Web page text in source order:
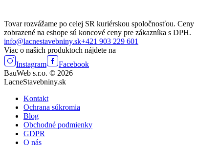
Tovar rozvážame po celej SR kuriérskou spoločnosťou. Ceny
zobrazené na eshope sú koncové ceny pre zákazníka s DPH.
info@lacnestavebniny.sk+421 903 229 601
Viac o našich produktoch nájdete na
Instagram
Facebook
BauWeb s.r.o. © 2026
LacneStavebniny.sk
Kontakt
Ochrana súkromia
Blog
Obchodné podmienky
GDPR
O nás